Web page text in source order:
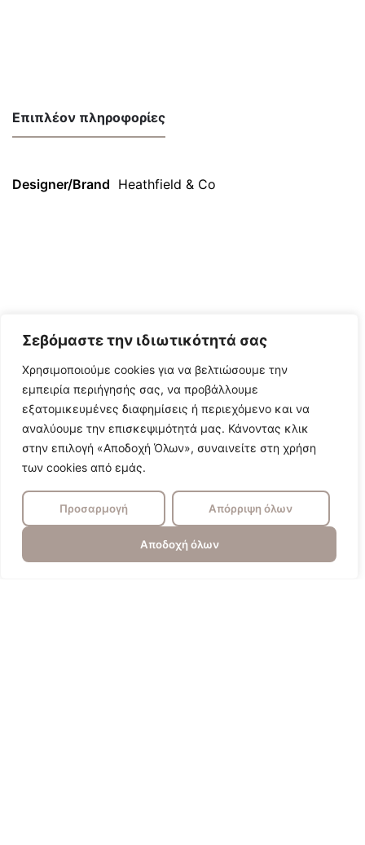
Σεβόμαστε την ιδιωτικότητά σας
Χρησιμοποιούμε cookies για να βελτιώσουμε την
εμπειρία περιήγησής σας, να προβάλλουμε
εξατομικευμένες διαφημίσεις ή περιεχόμενο και να
αναλύουμε την επισκεψιμότητά μας. Κάνοντας κλικ
στην επιλογή «Αποδοχή Όλων», συναινείτε στη χρήση
των cookies από εμάς.
Προσαρμογή Απόρριψη όλων
Αποδοχή όλων
Επιπλέον πληροφορίες
Designer/Brand Heathfield & Co